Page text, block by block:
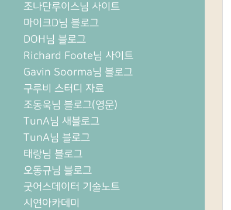
조나단루이스님 사이트
마이크D님 블로그
DOH님 블로그
Richard Foote님 사이트
Gavin Soorma님 블로그
구루비 스터디 자료
조동욱님 블로그(영문)
TunA님 새블로그
TunA님 블로그
태랑님 블로그
오동규님 블로그
굿어스데이터 기술노트
시연아카데미